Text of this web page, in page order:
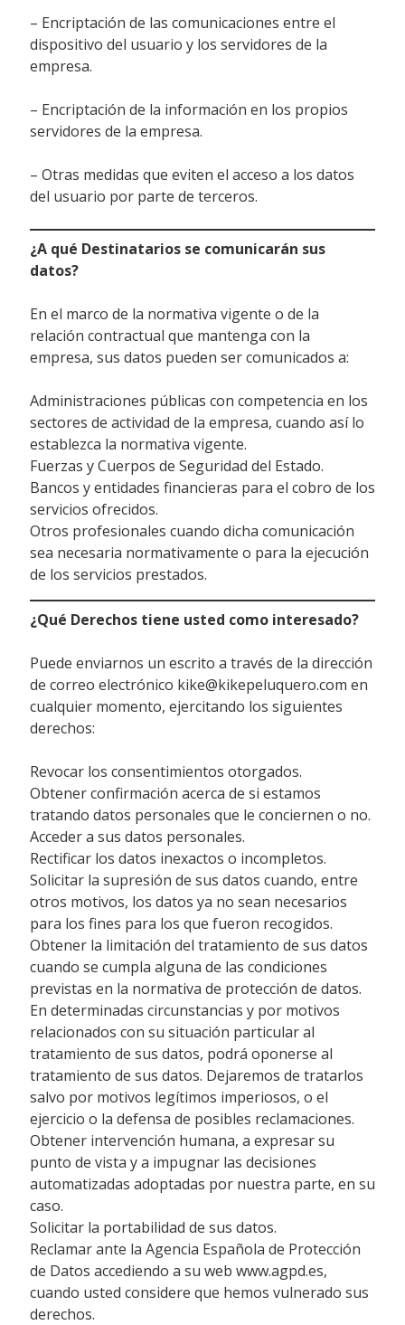
– Encriptación de las comunicaciones entre el
dispositivo del usuario y los servidores de la
empresa.
– Encriptación de la información en los propios
servidores de la empresa.
– Otras medidas que eviten el acceso a los datos
del usuario por parte de terceros.
¿A qué Destinatarios se comunicarán sus
datos?
En el marco de la normativa vigente o de la
relación contractual que mantenga con la
empresa, sus datos pueden ser comunicados a:
Administraciones públicas con competencia en los
sectores de actividad de la empresa, cuando así lo
establezca la normativa vigente.
Fuerzas y Cuerpos de Seguridad del Estado.
Bancos y entidades financieras para el cobro de los
servicios ofrecidos.
Otros profesionales cuando dicha comunicación
sea necesaria normativamente o para la ejecución
de los servicios prestados.
¿Qué Derechos tiene usted como interesado?
Puede enviarnos un escrito a través de la dirección
de correo electrónico kike@kikepeluquero.com en
cualquier momento, ejercitando los siguientes
derechos:
Revocar los consentimientos otorgados.
Obtener confirmación acerca de si estamos
tratando datos personales que le conciernen o no.
Acceder a sus datos personales.
Rectificar los datos inexactos o incompletos.
Solicitar la supresión de sus datos cuando, entre
otros motivos, los datos ya no sean necesarios
para los fines para los que fueron recogidos.
Obtener la limitación del tratamiento de sus datos
cuando se cumpla alguna de las condiciones
previstas en la normativa de protección de datos.
En determinadas circunstancias y por motivos
relacionados con su situación particular al
tratamiento de sus datos, podrá oponerse al
tratamiento de sus datos. Dejaremos de tratarlos
salvo por motivos legítimos imperiosos, o el
ejercicio o la defensa de posibles reclamaciones.
Obtener intervención humana, a expresar su
punto de vista y a impugnar las decisiones
automatizadas adoptadas por nuestra parte, en su
caso.
Solicitar la portabilidad de sus datos.
Reclamar ante la Agencia Española de Protección
de Datos accediendo a su web www.agpd.es,
cuando usted considere que hemos vulnerado sus
derechos.